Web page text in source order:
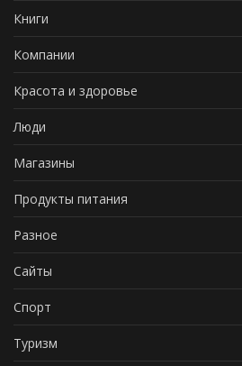
Книги
Компании
Красота и здоровье
Люди
Магазины
Продукты питания
Разное
Сайты
Спорт
Туризм